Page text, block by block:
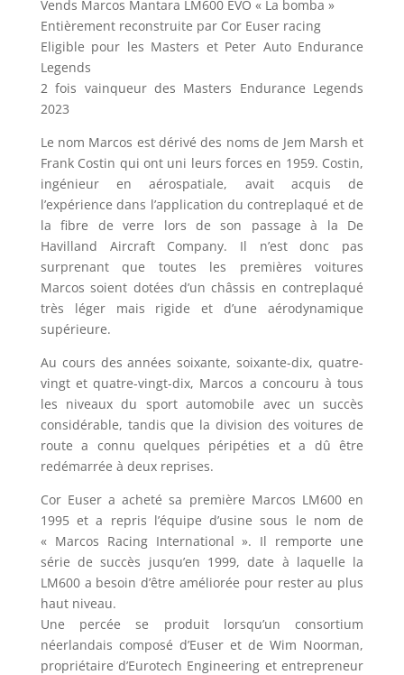
Vends Marcos Mantara LM600 EVO « La bomba »
Entièrement reconstruite par Cor Euser racing
Eligible pour les Masters et Peter Auto Endurance
Legends
2 fois vainqueur des Masters Endurance Legends
2023
Le nom Marcos est dérivé des noms de Jem Marsh et
Frank Costin qui ont uni leurs forces en 1959. Costin,
ingénieur en aérospatiale, avait acquis de
l’expérience dans l’application du contreplaqué et de
la fibre de verre lors de son passage à la De
Havilland Aircraft Company. Il n’est donc pas
surprenant que toutes les premières voitures
Marcos soient dotées d’un châssis en contreplaqué
très léger mais rigide et d’une aérodynamique
supérieure.
Au cours des années soixante, soixante-dix, quatre-
vingt et quatre-vingt-dix, Marcos a concouru à tous
les niveaux du sport automobile avec un succès
considérable, tandis que la division des voitures de
route a connu quelques péripéties et a dû être
redémarrée à deux reprises.
Cor Euser a acheté sa première Marcos LM600 en
1995 et a repris l’équipe d’usine sous le nom de
« Marcos Racing International ». Il remporte une
série de succès jusqu’en 1999, date à laquelle la
LM600 a besoin d’être améliorée pour rester au plus
haut niveau.
Une percée se produit lorsqu’un consortium
néerlandais composé d’Euser et de Wim Noorman,
propriétaire d’Eurotech Engineering et entrepreneur